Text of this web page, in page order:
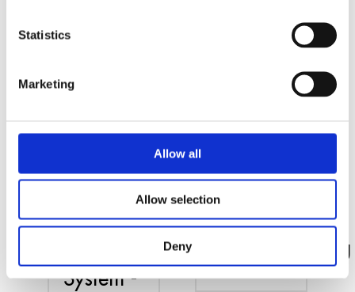
Statistics
Marketing
Allow all
Allow selection
Deny
DIO -
Feldbus
System -
DAQ
System -
Längenmessung